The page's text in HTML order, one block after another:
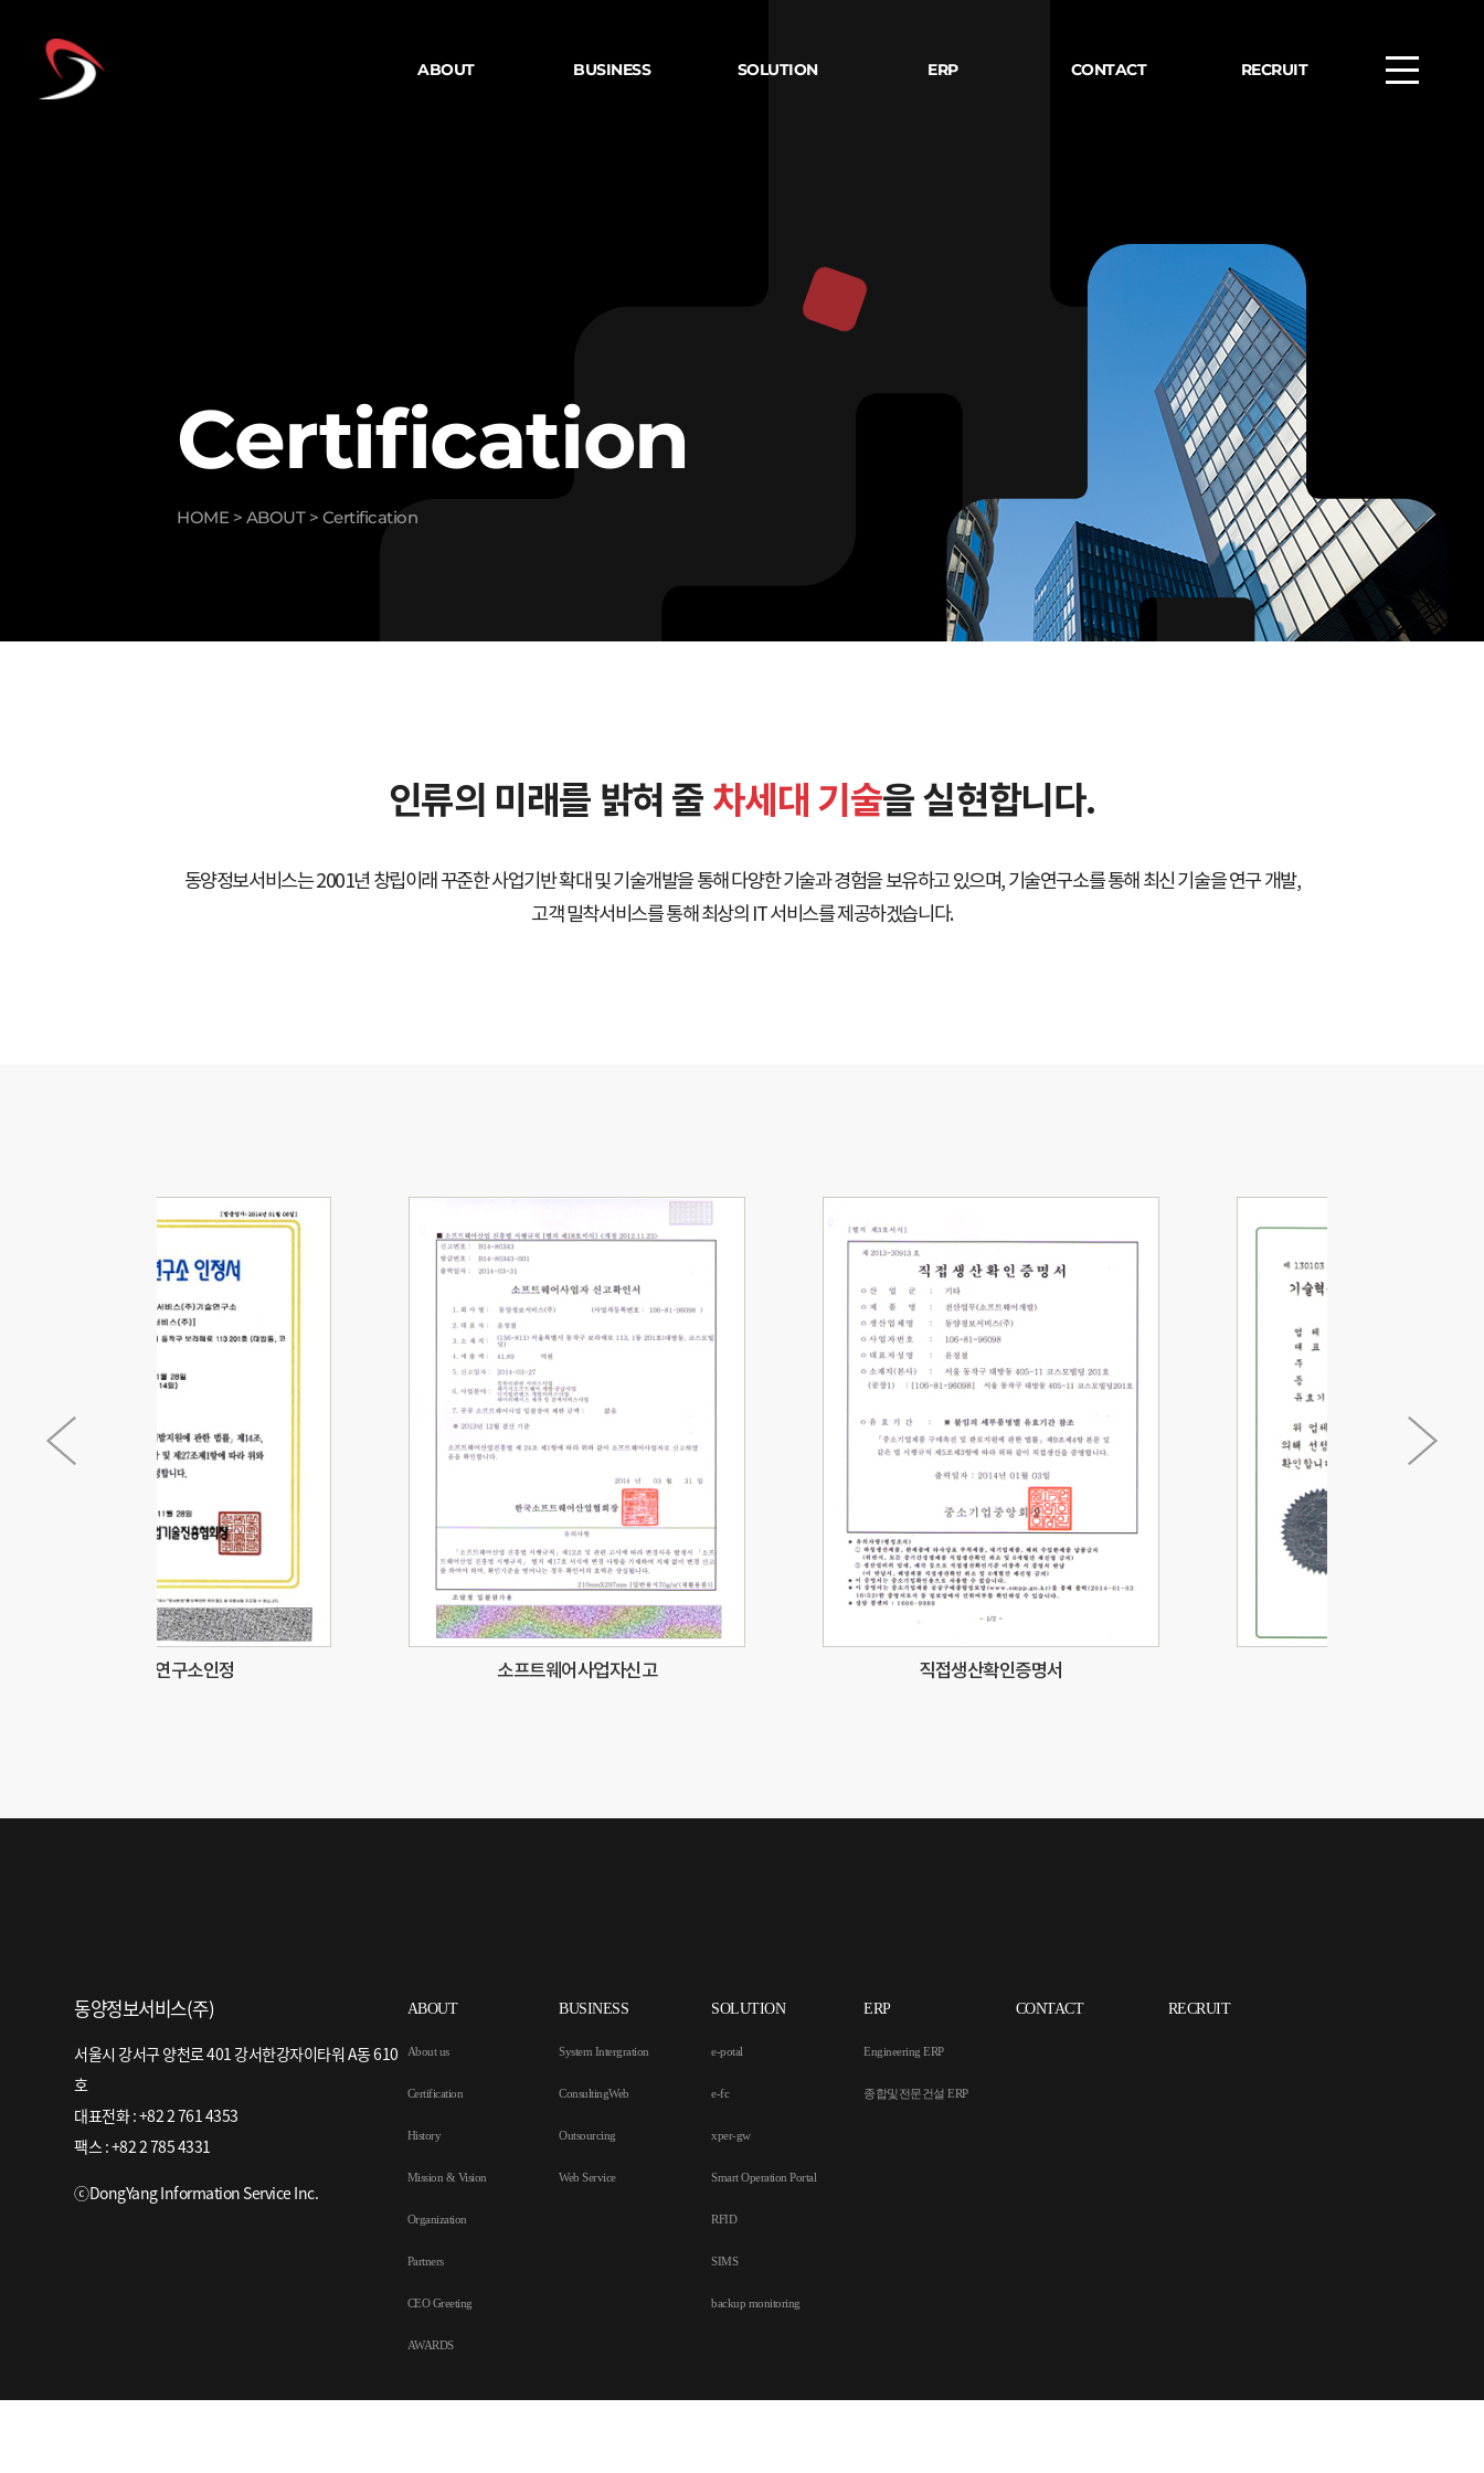
ABOUT BUSINESS SOLUTION
backup monitoring
ERP CONTACT RECRUIT
Certification
HOME > ABOUT > Certification
인류의 미래를 밝혀 줄 차세대 기술을 실현합니다.
동양정보서비스는 2001년 창립이래 꾸준한 사업기반 확대 및 기술개발을 통해 다양한 기술과 경험을 보유하고 있으며, 기술연구소를 통해 최신 기술을 연구 개발,
고객 밀착서비스를 통해 최상의 IT 서비스를 제공하겠습니다.
기업부설연구소인정 소프트웨어사업자신고 직접생산확인증명서
동양정보서비스(주)
서울시 강서구 양천로 401 강서한강자이타워 A동 610
호
대표전화 : +82 2 761 4353
팩스 : +82 2 785 4331
ⓒDongYang Information Service Inc.
ABOUT
About us
Certification
History
Mission & Vision
Organization
Partners
CEO Greeting
AWARDS
BUSINESS
System Intergration
ConsultingWeb
Outsourcing
Web Service
SOLUTION
e-potal
e-fc
xper-gw
Smart Operation Portal
RFID
SIMS
backup monitoring
ERP
Engineering ERP
종합및전문건설 ERP
CONTACT RECRUIT